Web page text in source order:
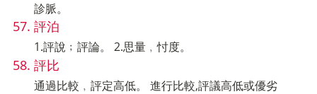
診脈。
評泊
1.評說﹔評論。 2.思量﹐忖度。
評比
通過比較﹐評定高低。 進行比較,評議高低或優劣